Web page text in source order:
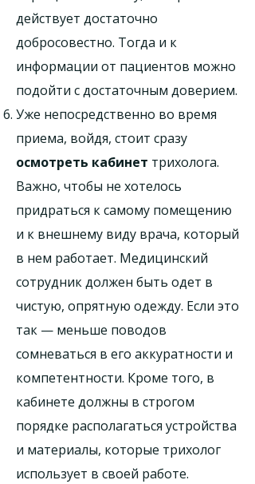
действует достаточно
добросовестно. Тогда и к
информации от пациентов можно
подойти с достаточным доверием.
Уже непосредственно во время
приема, войдя, стоит сразу
осмотреть кабинет трихолога.
Важно, чтобы не хотелось
придраться к самому помещению
и к внешнему виду врача, который
в нем работает. Медицинский
сотрудник должен быть одет в
чистую, опрятную одежду. Если это
так — меньше поводов
сомневаться в его аккуратности и
компетентности. Кроме того, в
кабинете должны в строгом
порядке располагаться устройства
и материалы, которые трихолог
использует в своей работе.